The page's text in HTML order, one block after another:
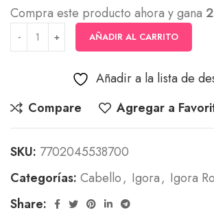
Compra este producto ahora y gana
AÑADIR AL CARRITO
Añadir a la lista de
Compare
Agregar a
SKU: 7702045538700
Categorías: Cabello, Igora, Igora
Share: